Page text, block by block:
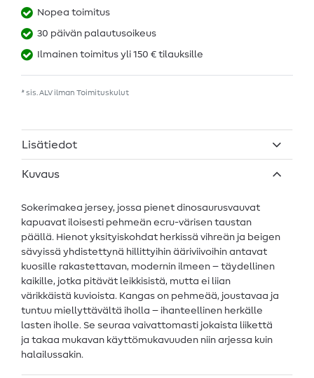
Nopea toimitus
30 päivän palautusoikeus
Ilmainen toimitus yli 150 € tilauksille
* sis. ALV ilman Toimituskulut
Lisätiedot
Kuvaus
Sokerimakea jersey, jossa pienet dinosaurusvauvat
kapuavat iloisesti pehmeän ecru-värisen taustan
päällä. Hienot yksityiskohdat herkissä vihreän ja beigen
sävyissä yhdistettynä hillittyihin ääriviivoihin antavat
kuosille rakastettavan, modernin ilmeen – täydellinen
kaikille, jotka pitävät leikkisistä, mutta ei liian
värikkäistä kuvioista. Kangas on pehmeää, joustavaa ja
tuntuu miellyttävältä iholla – ihanteellinen herkälle
lasten iholle. Se seuraa vaivattomasti jokaista liikettä
ja takaa mukavan käyttömukavuuden niin arjessa kuin
halailussakin.